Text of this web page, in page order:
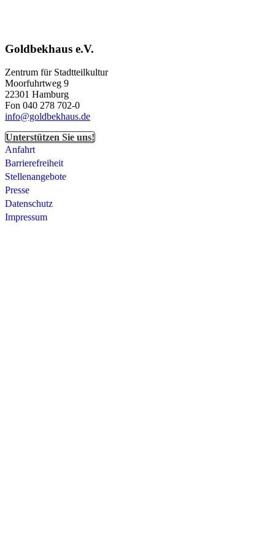
Goldbekhaus e.V.
Zentrum für Stadtteilkultur
Moorfuhrtweg 9
22301 Hamburg
Fon 040 278 702-0
info@goldbekhaus.de
Unterstützen Sie uns!
Anfahrt
Barrierefreiheit
Stellenangebote
Presse
Datenschutz
Impressum